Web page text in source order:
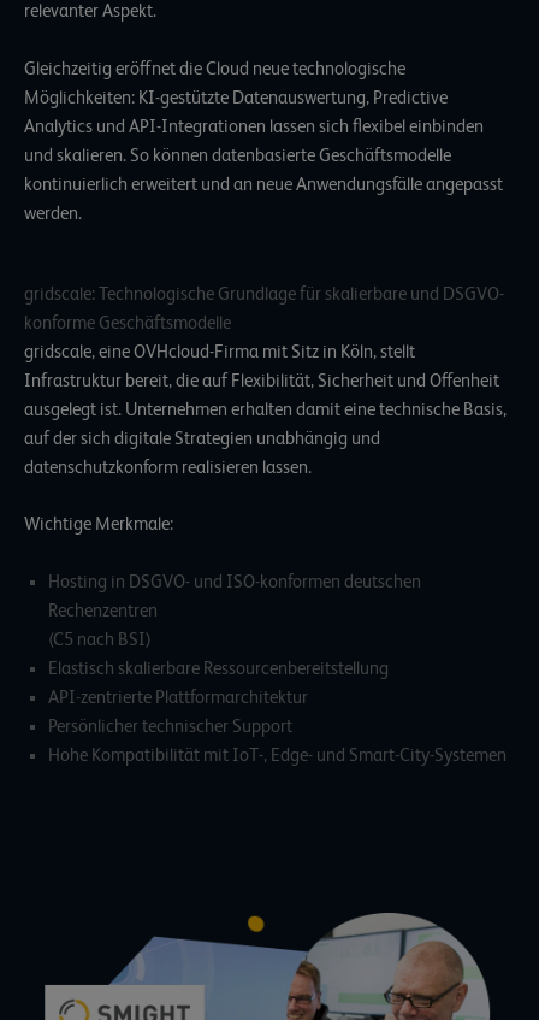
relevanter Aspekt.
Gleichzeitig eröffnet die Cloud neue technologische
Möglichkeiten: KI-gestützte Datenauswertung, Predictive
Analytics und API-Integrationen lassen sich flexibel einbinden
und skalieren. So können datenbasierte Geschäftsmodelle
kontinuierlich erweitert und an neue Anwendungsfälle angepasst
werden.
gridscale: Technologische Grundlage für skalierbare und DSGVO-
konforme Geschäftsmodelle
gridscale, eine OVHcloud-Firma mit Sitz in Köln, stellt
Infrastruktur bereit, die auf Flexibilität, Sicherheit und Offenheit
ausgelegt ist. Unternehmen erhalten damit eine technische Basis,
auf der sich digitale Strategien unabhängig und
datenschutzkonform realisieren lassen.
Wichtige Merkmale:
Hosting in DSGVO- und ISO-konformen deutschen
Rechenzentren
(C5 nach BSI)
Elastisch skalierbare Ressourcenbereitstellung
API-zentrierte Plattformarchitektur
Persönlicher technischer Support
Hohe Kompatibilität mit IoT-, Edge- und Smart-City-Systemen